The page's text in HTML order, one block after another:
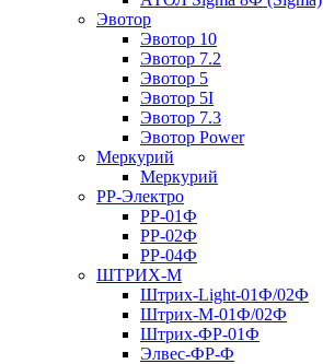
Эвотор
Эвотор 10
Эвотор 7.2
Эвотор 5
Эвотор 5I
Эвотор 7.3
Эвотор Power
Меркурий
Меркурий
РР-Электро
РР-01Ф
РР-02Ф
РР-04Ф
ШТРИХ-М
Штрих-Light-01Ф/02Ф
Штрих-М-01Ф/02Ф
Штрих-ФР-01Ф
Элвес-ФР-Ф